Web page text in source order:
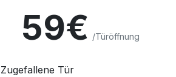
59€ /Türöffnung
Zugefallene Tür